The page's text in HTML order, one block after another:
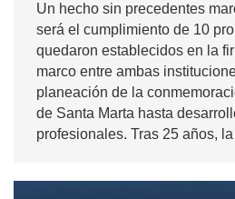
Un hecho sin precedentes
será el cumplimiento de 10
quedaron establecidos en la
marco entre ambas
planeación de la
de Santa Marta hasta
profesionales. Tras 25 años,